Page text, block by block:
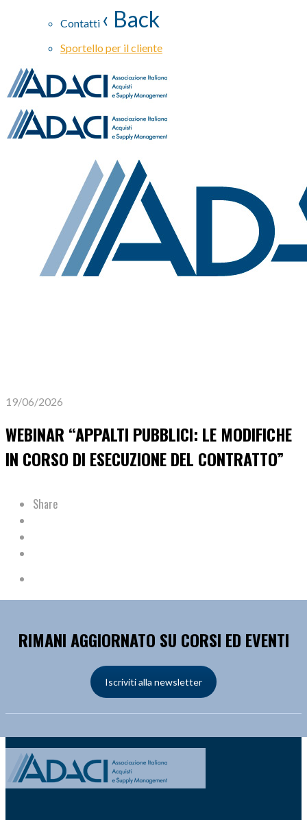
Contatti ‹ Back
Sportello per il cliente
19/06/2026
WEBINAR “APPALTI PUBBLICI: LE MODIFICHE
IN CORSO DI ESECUZIONE DEL CONTRATTO”
Share
RIMANI AGGIORNATO SU CORSI ED EVENTI
Iscriviti alla newsletter